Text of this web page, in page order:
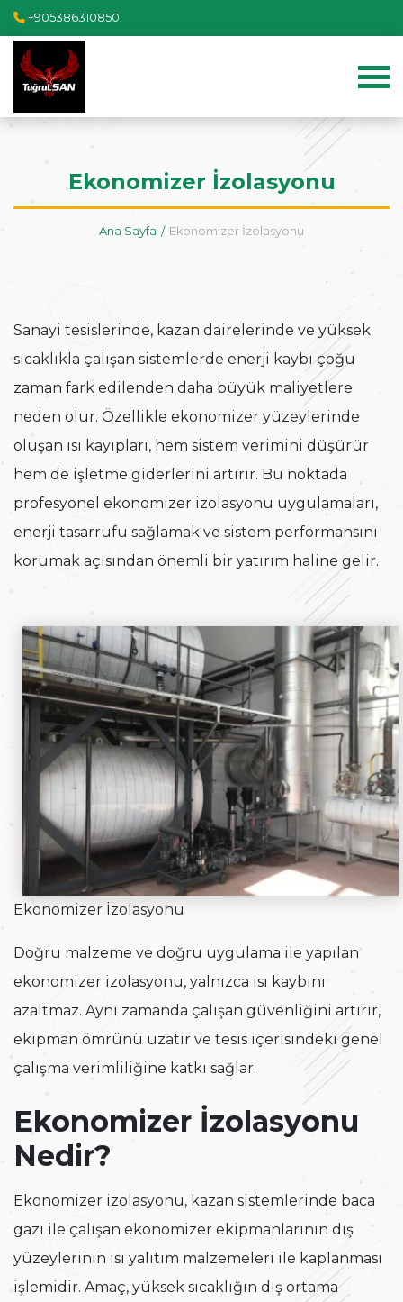
+905386310850
Ekonomizer İzolasyonu
Ana Sayfa Ekonomizer İzolasyonu
Sanayi tesislerinde, kazan dairelerinde ve yüksek
sıcaklıkla çalışan sistemlerde enerji kaybı çoğu
zaman fark edilenden daha büyük maliyetlere
neden olur. Özellikle ekonomizer yüzeylerinde
oluşan ısı kayıpları, hem sistem verimini düşürür
hem de işletme giderlerini artırır. Bu noktada
profesyonel ekonomizer izolasyonu uygulamaları,
enerji tasarrufu sağlamak ve sistem performansını
korumak açısından önemli bir yatırım haline gelir.
Ekonomizer İzolasyonu
Doğru malzeme ve doğru uygulama ile yapılan
ekonomizer izolasyonu, yalnızca ısı kaybını
azaltmaz. Aynı zamanda çalışan güvenliğini artırır,
ekipman ömrünü uzatır ve tesis içerisindeki genel
çalışma verimliliğine katkı sağlar.
Ekonomizer İzolasyonu
Nedir?
Ekonomizer izolasyonu, kazan sistemlerinde baca
gazı ile çalışan ekonomizer ekipmanlarının dış
yüzeylerinin ısı yalıtım malzemeleri ile kaplanması
işlemidir. Amaç, yüksek sıcaklığın dış ortama